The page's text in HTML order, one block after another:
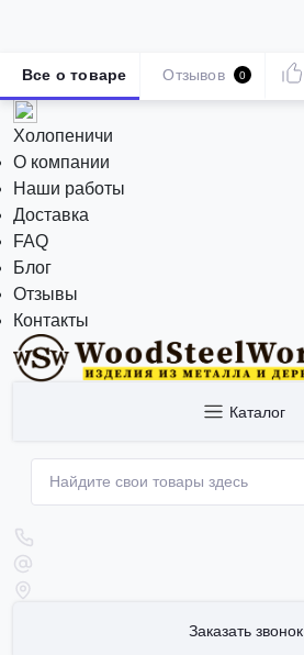
Холопеничи
О компании
Наши работы
Доставка
FAQ
Блог
Отзывы
Контакты
Каталог
Заказать звонок
Все о товаре Отзывов 0